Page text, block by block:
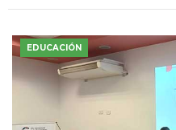
EDUCACIÓN